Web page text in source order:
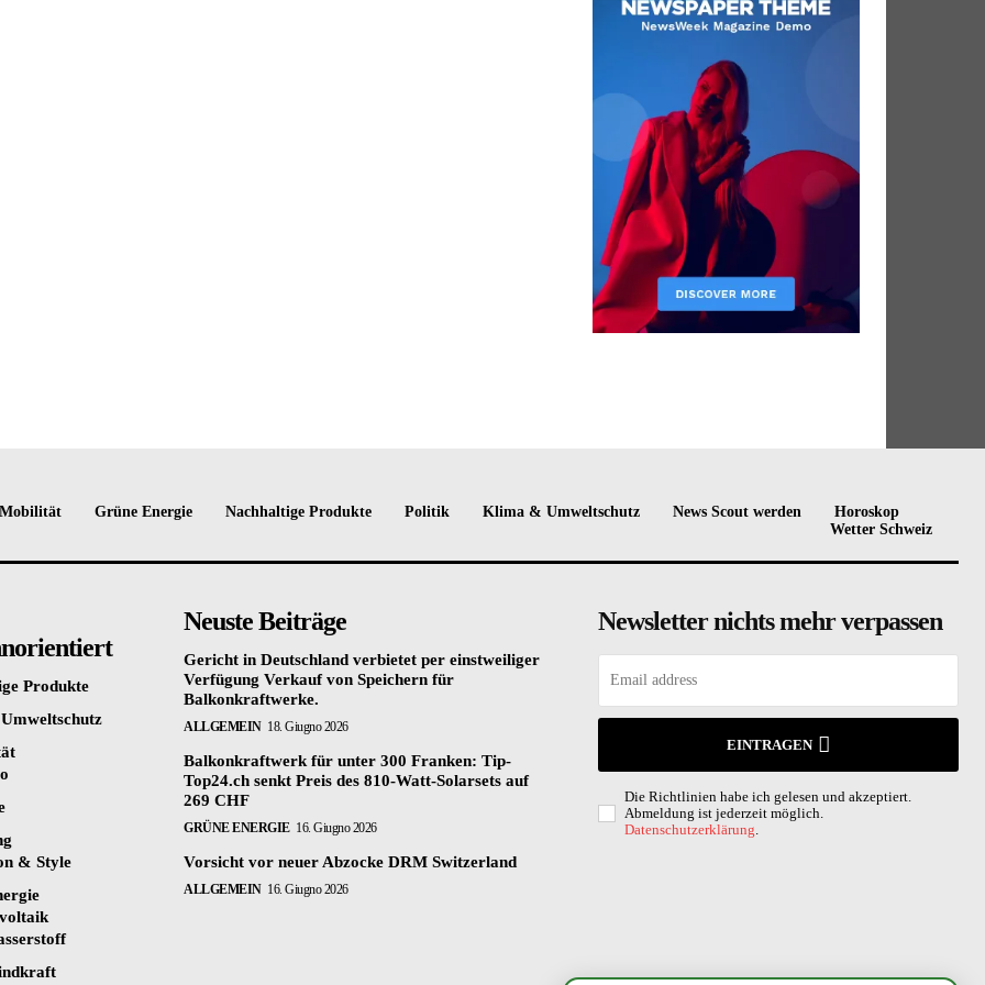
Grüne Energie Nachhaltige Produkte Politik Klima & Umweltschutz News Scout werden
Horoskop
Wetter Schweiz
Produkte
& Style
Neuste Beiträge
Gericht in Deutschland verbietet per einstweiliger
Verfügung Verkauf von Speichern für
Balkonkraftwerke.
ALLGEMEIN 18. Giugno 2026
Balkonkraftwerk für unter 300 Franken: Tip-
Top24.ch senkt Preis des 810-Watt-Solarsets auf
269 CHF
GRÜNE ENERGIE 16. Giugno 2026
Vorsicht vor neuer Abzocke DRM Switzerland
ALLGEMEIN 16. Giugno 2026
Newsletter nichts mehr verpassen
EINTRAGEN
Die Richtlinien habe ich gelesen und akzeptiert.
Abmeldung ist jederzeit möglich.
Datenschutzerklärung.